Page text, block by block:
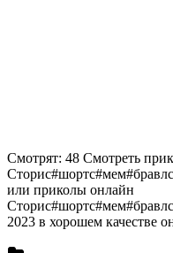
Смотрят: 48 Смотреть
или приколы онлайн
2023 в хорошем качестве